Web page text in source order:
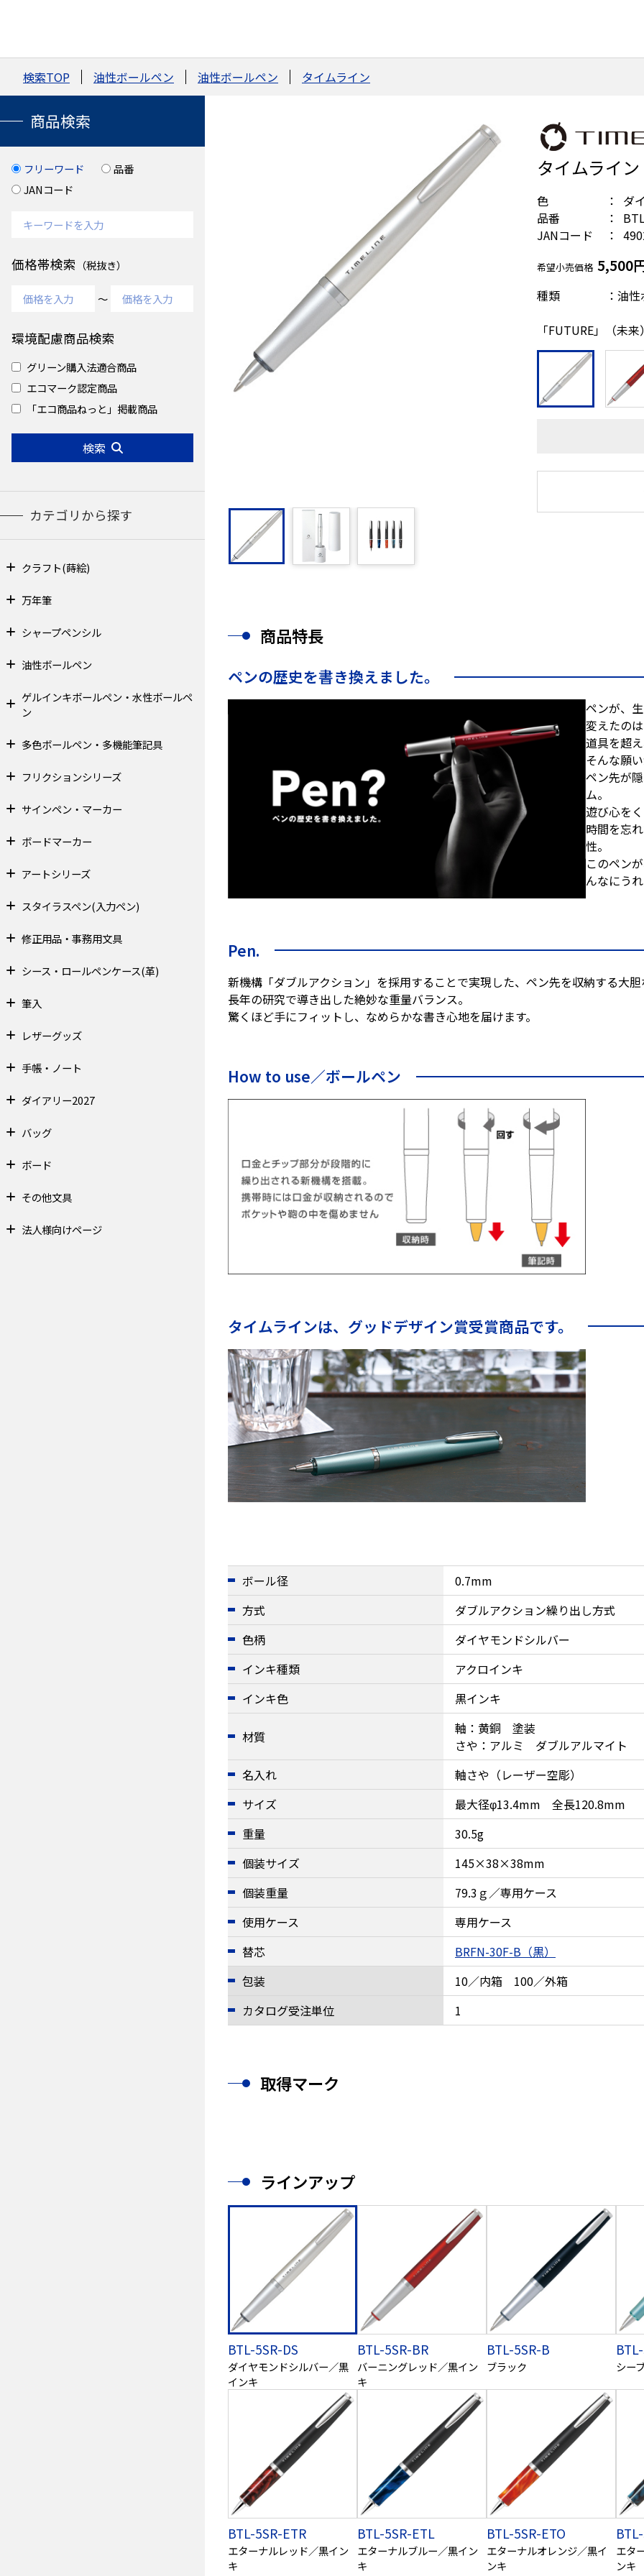
検索TOP 油性ボールペン 油性ボールペン タイムライン
タイムライン
色
ダ
品番
JANコード
希望小売価格 5,500
種類 ：油性ボ
「FUTURE」（未
商品特長
ペンの歴史を書き換えました。
ペンが、
変えたの
道具を超
そんな願
ペン先が
ム。
遊び心を
時間を忘
性。
このペン
んなにう
Pen.
新機構「ダブルアクション」を採用することで実現した、ペン先を収納する大胆
長年の研究で導き出した絶妙な重量バランス。
驚くほど手にフィットし、なめらかな書き心地を届けます。
How to use／ボールペン
タイムラインは、グッドデザイン賞受賞商品です。
ボール径
0.7mm
方式
ダブルアクション繰り出し方式
色柄
ダイヤモンドシルバー
インキ種類
アクロインキ
インキ色
黒インキ
材質
軸：黄銅 塗装
さや：アルミ ダブルアルマイト
名入れ
軸さや（レーザー空彫）
サイズ
最大径φ13.4mm 全長120.8mm
重量
30.5g
個装サイズ
145×38×38mm
個装重量
79.3ｇ／専用ケース
使用ケース
専用ケース
替芯
BRFN-30F-B（黒）
包装
10／内箱 100／外箱
カタログ受注単位
1
取得マーク
ラインアップ
BTL-5SR-DS
ダイヤモンドシルバー／黒
インキ
BTL-5SR-BR
バーニングレッド／黒イン
キ
BTL-5SR-B
ブラック シー
BTL-5SR-ETR
エターナルレッド／黒イン
キ
BTL-5SR-ETL
エターナルブルー／黒イン
キ
BTL-5SR-ETO
エターナルオレンジ／黒イ
ンキ
エタ
ンキ
商品検索
フリーワード
品番
JANコード
価格帯検索 （税抜き）
～
環境配慮商品検索
グリーン購入法適合商品
エコマーク認定商品
「エコ商品ねっと」掲載商品
検索
カテゴリから探す
クラフト(蒔絵)
万年筆
シャープペンシル
油性ボールペン
ゲルインキボールペン・水性ボールペ
ン
多色ボールペン・多機能筆記具
フリクションシリーズ
サインペン・マーカー
ボードマーカー
アートシリーズ
スタイラスペン(入力ペン)
修正用品・事務用文具
シース・ロールペンケース(革)
筆入
レザーグッズ
手帳・ノート
ダイアリー2027
バッグ
ボード
その他文具
法人様向けページ